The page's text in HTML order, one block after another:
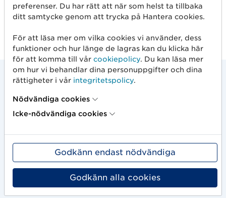
Sök efter produkter
I ProductSearch hittar du uppdaterad information
Gör en sökning
preferenser. Du har rätt att när som helst ta tillbaka
ditt samtycke genom att trycka på Hantera cookies.
För att läsa mer om vilka cookies vi använder, dess
funktioner och hur länge de lagras kan du klicka här
för att komma till vår cookiepolicy. Du kan läsa mer
om hur vi behandlar dina personuppgifter och dina
rättigheter i vår integritetspolicy.
Nödvändiga cookies
Icke-nödvändiga cookies
Godkänn endast nödvändiga
Godkänn alla cookies